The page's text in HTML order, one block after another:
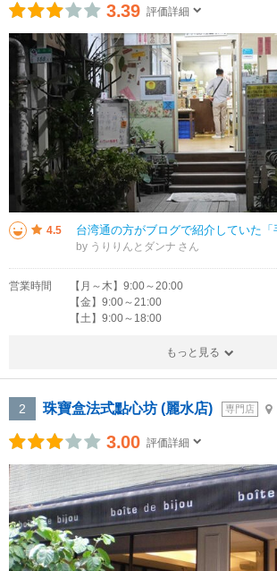
3.39 評価詳細
4.5
by うりりんとダンナ
営業時間
【月～木】9:00～20:00
【金】9:00～21:00
【土】9:00～18:00
もっと見る
2 珠寶盒法式點心坊 (麗水店) 専門店
3.00 評価詳細